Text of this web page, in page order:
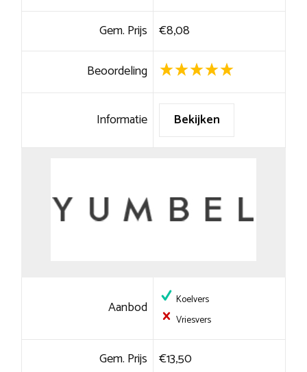
Gem. Prijs €8,08
Beoordeling
Informatie Bekijken
Aanbod
Koelvers
Vriesvers
Gem. Prijs €13,50